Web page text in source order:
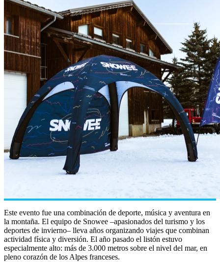
Este evento fue una combinación de deporte, música y aventura en
la montaña. El equipo de Snowee –apasionados del turismo y los
deportes de invierno– lleva años organizando viajes que combinan
actividad física y diversión. El año pasado el listón estuvo
especialmente alto: más de 3.000 metros sobre el nivel del mar, en
pleno corazón de los Alpes franceses.